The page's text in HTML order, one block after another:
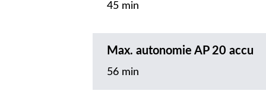
45 min
Max. autonomie AP 20 accu
56 min